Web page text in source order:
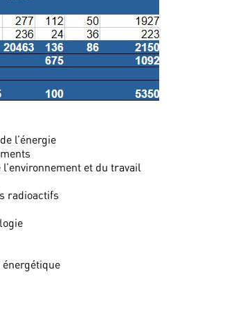
l’énergie
et du travail
radioactifs